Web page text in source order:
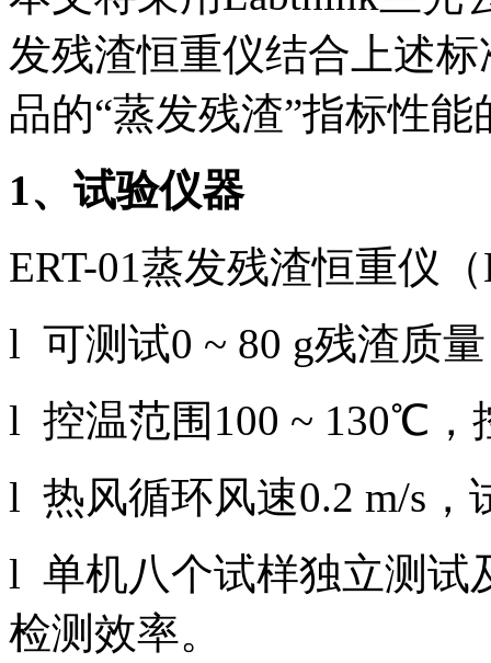
发残渣恒重仪结合上述
品的“蒸发残渣”指标性
1、试验仪器
ERT-01蒸发残渣恒重仪
l 可测试0 ~ 80 g残渣质
l 控温范围100 ~ 130℃，
l 热风循环风速0.2 m/s，
l 单机八个试样独立测试
检测效率。